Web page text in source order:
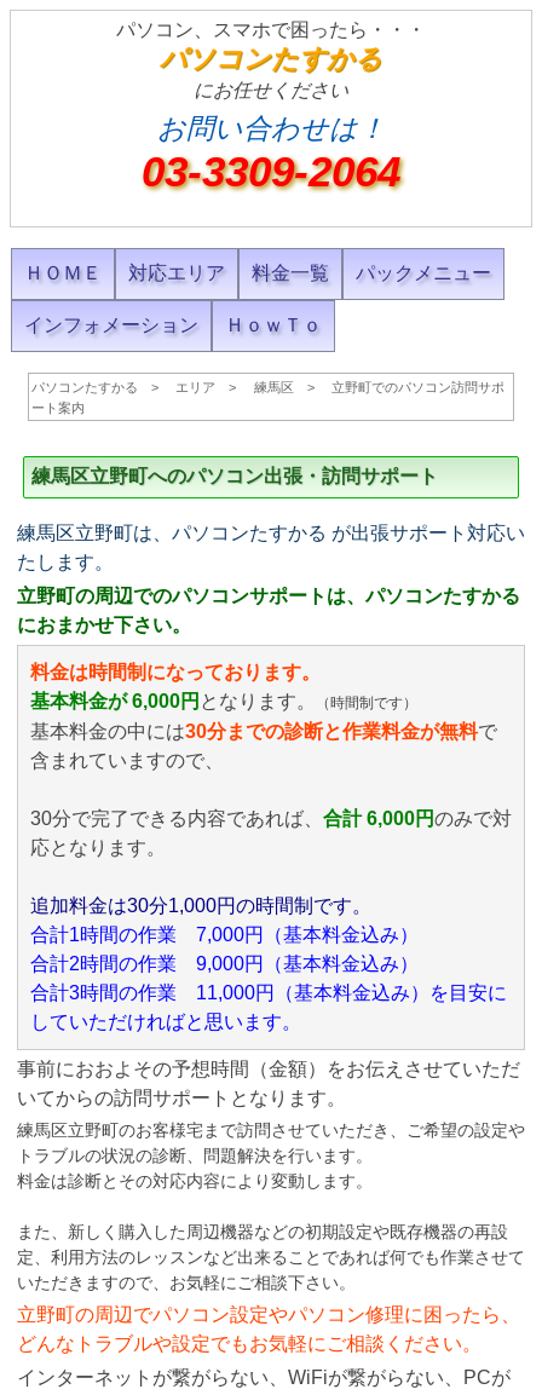
パソコン、スマホで困ったら・・・
パソコンたすかる
にお任せください
お問い合わせは！
03-3309-2064
ＨＯＭＥ 対応エリア 料金一覧 パックメニュー
インフォメーション ＨｏｗＴｏ
パソコンたすかる エリア 練馬区
立野町でのパソコン訪問サポ
ート案内
練馬区立野町へのパソコン出張・訪問サポート
練馬区立野町は、パソコンたすかる が出張サポート対応い
たします。
立野町の周辺でのパソコンサポートは、パソコンたすかる
におまかせ下さい。
料金は時間制になっております。
基本料金が 6,000円 となります。 （時間制です）
基本料金の中には30分までの診断と作業料金が無料で
含まれていますので、
30分で完了できる内容であれば、 合計 6,000円のみで対
応となります。
追加料金は30分1,000円の時間制です。
合計1時間の作業 7,000円（基本料金込み）
合計2時間の作業 9,000円（基本料金込み）
合計3時間の作業 11,000円（基本料金込み）を目安に
していただければと思います。
事前におおよその予想時間（金額）をお伝えさせていただ
いてからの訪問サポートとなります。
練馬区立野町のお客様宅まで訪問させていただき、ご希望の設定や
トラブルの状況の診断、問題解決を行います。
料金は診断とその対応内容により変動します。
また、新しく購入した周辺機器などの初期設定や既存機器の再設
定、利用方法のレッスンなど出来ることであれば何でも作業させて
いただきますので、お気軽にご相談下さい。
立野町の周辺でパソコン設定やパソコン修理に困ったら、
どんなトラブルや設定でもお気軽にご相談ください。
インターネットが繋がらない、WiFiが繋がらない、PCが